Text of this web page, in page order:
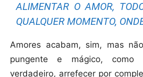
ALIMENTAR O AMOR,
QUALQUER MOMENTO,
Amores acabam, sim, mas
pungente e mágico,
verdadeiro, arrefecer por